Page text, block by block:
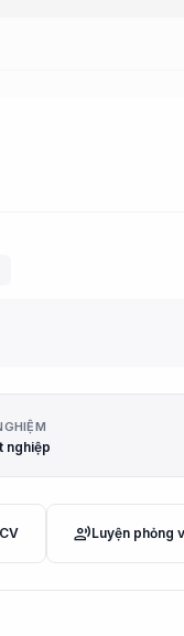
nghiệp
record_voice_overLuyện phỏng